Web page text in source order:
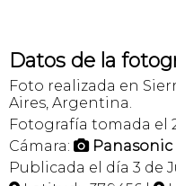
Datos de la
Foto realizada en
Aires, Argentina.
Fotografía tomada el
Cámara:  Panasonic
Publicada el día 3 de